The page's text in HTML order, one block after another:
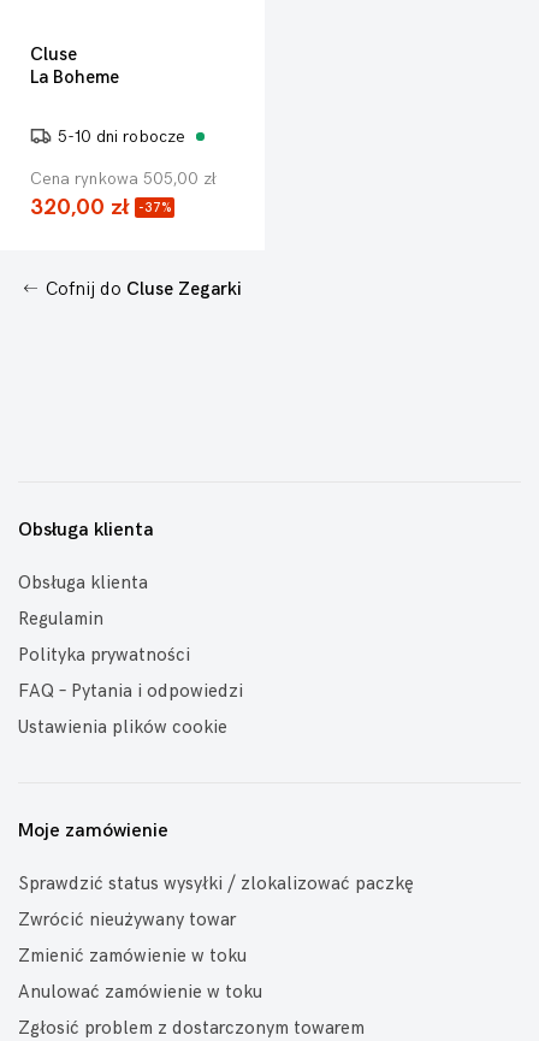
Cluse
La Boheme
5-10 dni robocze
Cena rynkowa 505,00 zł
320,00 zł -37%
Cofnij do Cluse Zegarki
Obsługa klienta
Obsługa klienta
Regulamin
Polityka prywatności
FAQ – Pytania i odpowiedzi
Ustawienia plików cookie
Moje zamówienie
Sprawdzić status wysyłki / zlokalizować paczkę
Zwrócić nieużywany towar
Zmienić zamówienie w toku
Anulować zamówienie w toku
Zgłosić problem z dostarczonym towarem